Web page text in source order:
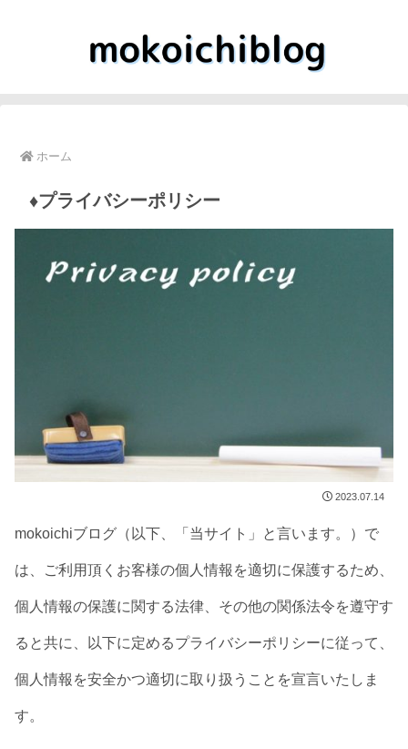
ホーム
♦️プライバシーポリシー
2023.07.14
mokoichiブログ（以下、「当サイト」と言います。）で
は、ご利用頂くお客様の個人情報を適切に保護するため、
個人情報の保護に関する法律、その他の関係法令を遵守す
ると共に、以下に定めるプライバシーポリシーに従って、
個人情報を安全かつ適切に取り扱うことを宣言いたしま
す。